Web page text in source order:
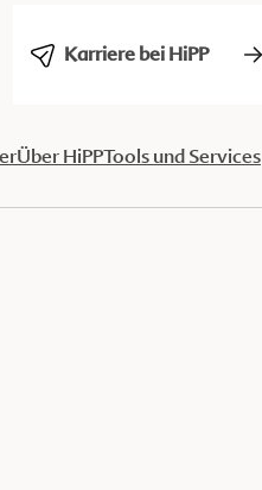
Karriere bei HiPP
Über HiPPTools und Services